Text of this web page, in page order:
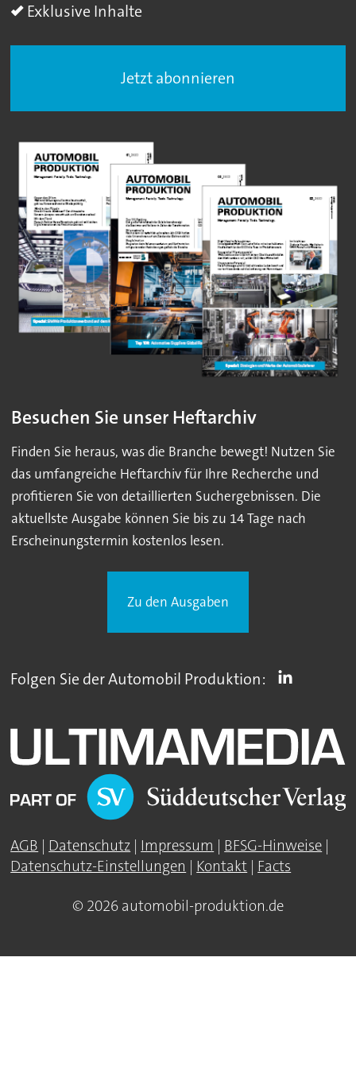
Exklusive Inhalte
Jetzt abonnieren
Besuchen Sie unser Heftarchiv
Finden Sie heraus, was die Branche bewegt! Nutzen Sie
das umfangreiche Heftarchiv für Ihre Recherche und
profitieren Sie von detaillierten Suchergebnissen. Die
aktuellste Ausgabe können Sie bis zu 14 Tage nach
Erscheinungstermin kostenlos lesen.
Zu den Ausgaben
Folgen Sie der Automobil Produktion:
AGB | Datenschutz | Impressum | BFSG-Hinweise |
Datenschutz-Einstellungen | Kontakt | Facts
© 2026 automobil-produktion.de